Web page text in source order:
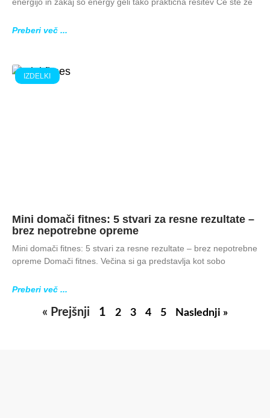
energijo in zakaj so energy geli tako praktična rešitev Če ste že
Preberi več ...
IZDELKI
Mini domači fitnes: 5 stvari za resne rezultate –
brez nepotrebne opreme
Mini domači fitnes: 5 stvari za resne rezultate – brez nepotrebne
opreme Domači fitnes. Večina si ga predstavlja kot sobo
Preberi več ...
« Prejšnji 1 2 3 4 5 Naslednji »